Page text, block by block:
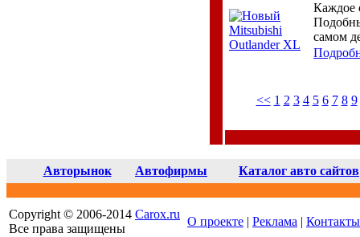
Каждое
самом
<< 1 2 3 4 5 6 7 8 9
Авторынок Автофирмы Каталог авто сайтов
Copyright © 2006-2014 Carox.ru
Все права защищены
О проекте | Реклама | Контакты